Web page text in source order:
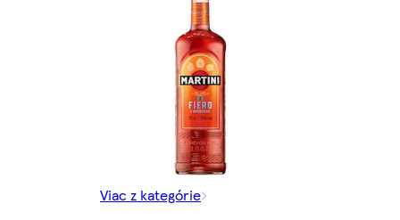
Viac z kategórie